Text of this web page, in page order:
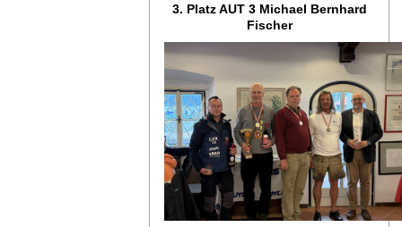
3. Platz AUT 3 Michael Bernhard
Fischer